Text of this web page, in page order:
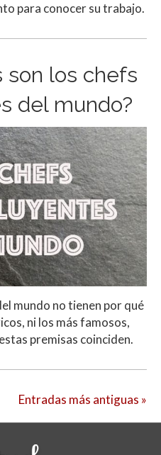
para conocer su trabajo.
son los chefs
del mundo?
mundo no tienen por qué
ni los más famosos,
premisas coinciden.
Entradas más antiguas »